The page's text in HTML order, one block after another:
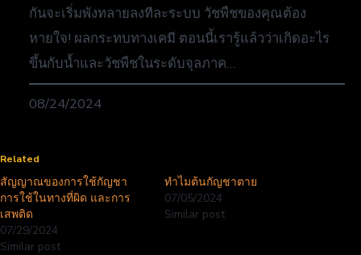
กันจะเริ่มพังทลายลงทีละระบบ วัชพืชของคุณต้อง
หายใจ! ผลกระทบทางเคมี ตอนนี้เรารู้แล้วว่าเกิดอะไร
ขึ้นกับน้ำและวัชพืชในระดับจุลภาค…
08/24/2024
Related
สัญญาณของการใช้กัญชา
การใช้ในทางที่ผิด และการ
เสพติด
07/29/2024
Similar post
ทำไมต้นกัญชาตาย
07/05/2024
Similar post